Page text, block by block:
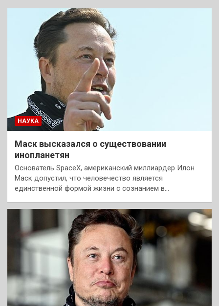
НАУКА
Маск высказался о существовании
инопланетян
Основатель SpaceX, американский миллиардер Илон
Маск допустил, что человечество является
единственной формой жизни с сознанием в…